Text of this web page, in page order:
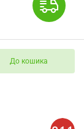
До кошика